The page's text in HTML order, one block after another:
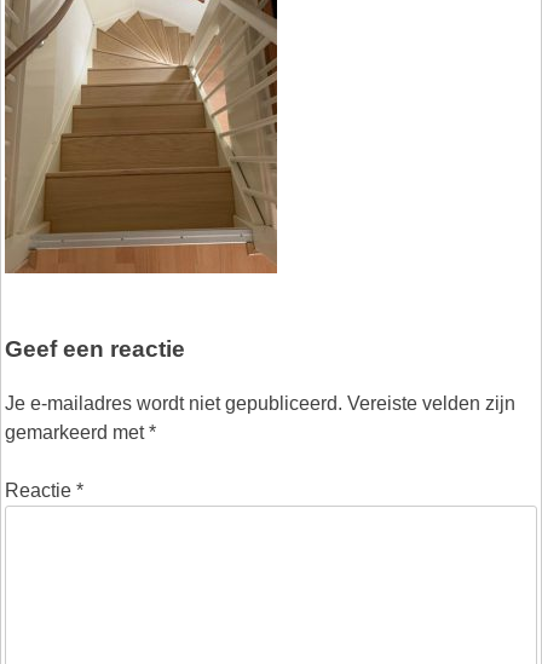
Geef een reactie
Je e-mailadres wordt niet gepubliceerd. Vereiste velden zijn
gemarkeerd met*
Reactie *